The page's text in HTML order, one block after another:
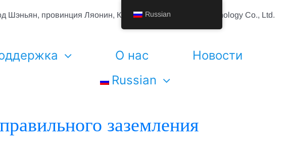
Шэньян, провинция Ляонин, Китай Шэньян Vhandy Technology Co., Ltd.
О нас
Новости
Russian
заземления
Russian